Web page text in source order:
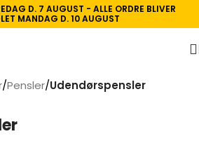
D. 7 AUGUST - ALLE ORDRE BLIVER
MANDAG D. 10 AUGUST
/Pensler/Udendørspensler